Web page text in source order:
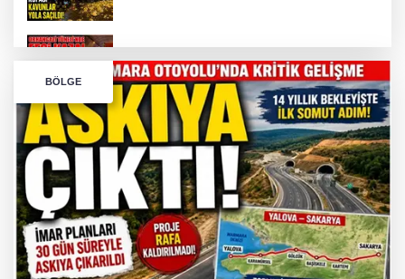
Bursa’da Orhangazi Tüneli’nde feci kaza:
İHRACAT REKORU VAR, PEKİ EMEĞİN
KARŞILIĞI NEREDE?
TONAMİ KÖPRÜSÜ'NDE PANİK!
GÜNEY MARMARA OTOYOLU İMAR
BÖLGE